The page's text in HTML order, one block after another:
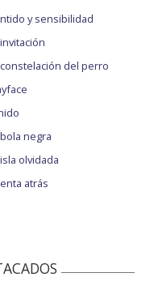
y sensibilidad
del perro
negra
olvidada
atrás